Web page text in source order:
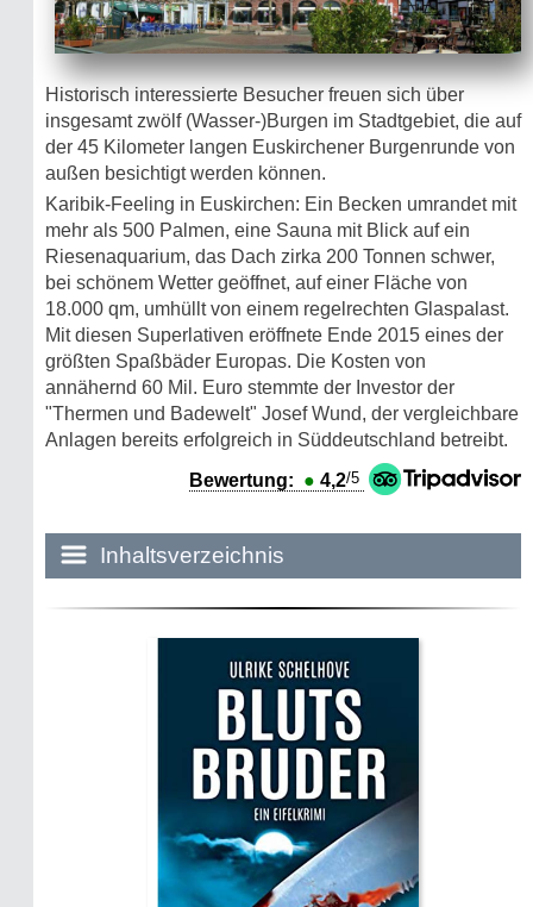
Historisch interessierte Besucher freuen sich über
insgesamt zwölf (Wasser-)Burgen im Stadtgebiet, die auf
der 45 Kilometer langen Euskirchener Burgenrunde von
außen besichtigt werden können.
Karibik-Feeling in Euskirchen: Ein Becken umrandet mit
mehr als 500 Palmen, eine Sauna mit Blick auf ein
Riesenaquarium, das Dach zirka 200 Tonnen schwer,
bei schönem Wetter geöffnet, auf einer Fläche von
18.000 qm, umhüllt von einem regelrechten Glaspalast.
Mit diesen Superlativen eröffnete Ende 2015 eines der
größten Spaßbäder Europas. Die Kosten von
annähernd 60 Mil. Euro stemmte der Investor der
"Thermen und Badewelt" Josef Wund, der vergleichbare
Anlagen bereits erfolgreich in Süddeutschland betreibt.
Bewertung: ● 4,2/5
Inhaltsverzeichnis
Historie:
Die dunkle Seite
Mythen, Märchen & Legenden (2025)
Sightseeing:
Die Eifel entdecken
Eifelevents